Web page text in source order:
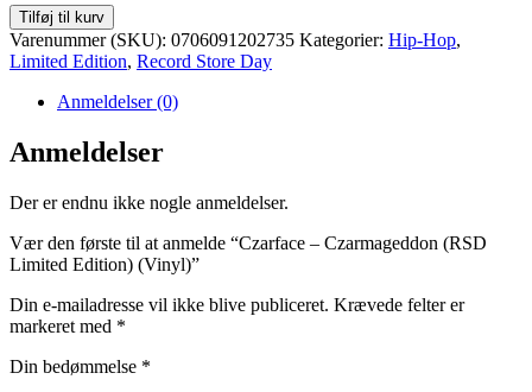
Czarface
-
Czarmageddon
Limited
(Vinyl)
antal
Tilføj til kurv
Varenummer (SKU): 0706091202735 Kategorier: Hip-Hop,
Limited Edition, Record Store Day
Anmeldelser (0)
Anmeldelser
Der er endnu ikke nogle anmeldelser.
Vær den første til at anmelde “Czarface – Czarmageddon (RSD
Limited Edition) (Vinyl)”
Din e-mailadresse vil ikke blive publiceret. Krævede felter er
markeret med *
Din bedømmelse *